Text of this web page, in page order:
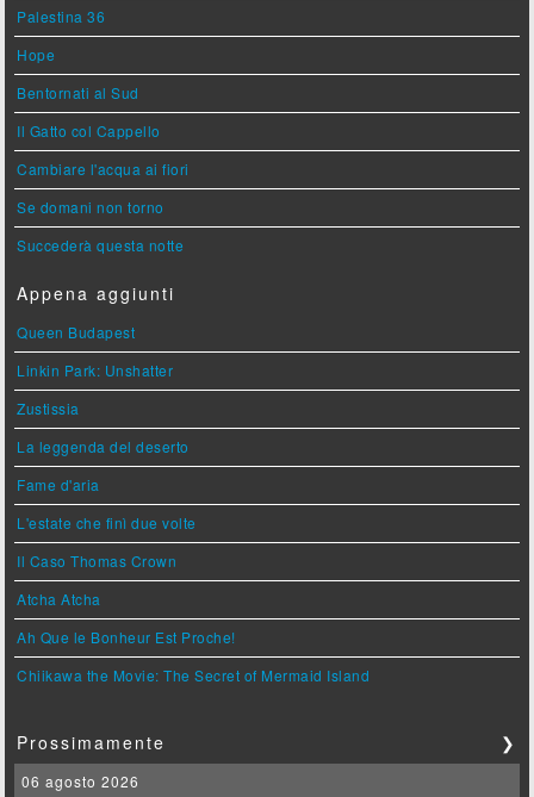
Palestina 36
Hope
Bentornati al Sud
Il Gatto col Cappello
Cambiare l'acqua ai fiori
Se domani non torno
Succederà questa notte
Appena aggiunti
Queen Budapest
Linkin Park: Unshatter
Zustissia
La leggenda del deserto
Fame d'aria
L'estate che finì due volte
Il Caso Thomas Crown
Atcha Atcha
Ah Que le Bonheur Est Proche!
Chiikawa the Movie: The Secret of Mermaid Island
Prossimamente ❯
06 agosto 2026